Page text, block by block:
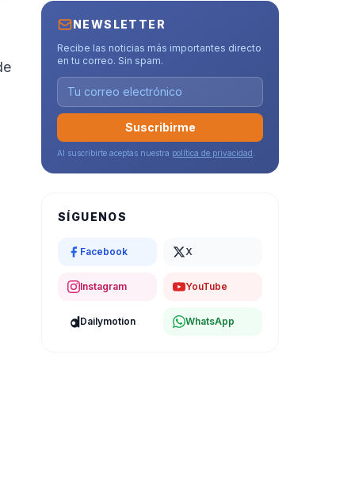
NEWSLETTER
Recibe las noticias más importantes directo
en tu correo. Sin spam.
Suscribirme
Al suscribirte aceptas nuestra política de privacidad
SÍGUENOS
Facebook X
Instagram YouTube
Dailymotion WhatsApp